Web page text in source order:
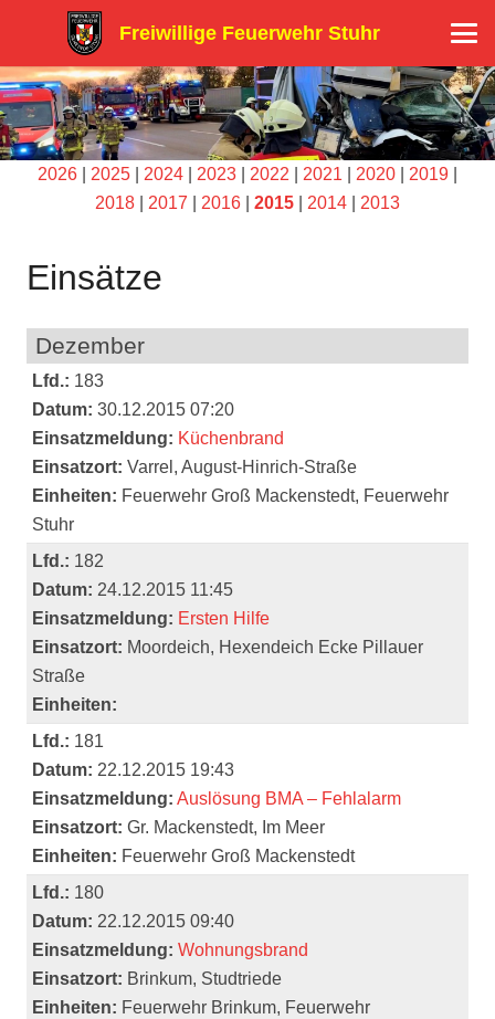
Freiwillige Feuerwehr Stuhr
2026 2025 2024 2023 2022 2021 2020 2019
2018
2017 2016 2015 2014 2013
Einsätze
Dezember
Lfd.: 183
Datum: 30.12.2015 07:20
Einsatzmeldung: Küchenbrand
Einsatzort: Varrel, August-Hinrich-Straße
Einheiten: Feuerwehr Groß Mackenstedt, Feuerwehr
Stuhr
Lfd.: 182
Datum: 24.12.2015 11:45
Einsatzmeldung: Ersten Hilfe
Einsatzort: Moordeich, Hexendeich Ecke Pillauer
Straße
Einheiten:
Lfd.: 181
Datum: 22.12.2015 19:43
Einsatzmeldung: Auslösung BMA – Fehlalarm
Einsatzort: Gr. Mackenstedt, Im Meer
Einheiten: Feuerwehr Groß Mackenstedt
Lfd.: 180
Datum: 22.12.2015 09:40
Einsatzmeldung: Wohnungsbrand
Einsatzort: Brinkum, Studtriede
Einheiten: Feuerwehr Brinkum, Feuerwehr